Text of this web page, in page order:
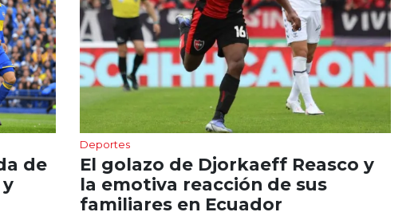
de
Deportes
El golazo de Djorkaeff Reasco y
la emotiva reacción de sus
familiares en Ecuador